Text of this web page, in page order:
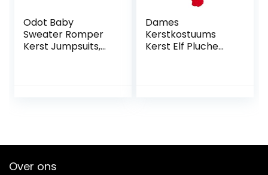
Odot Baby
Sweater Romper
Kerst Jumpsuits,
Dames
Kerstkostuums
Kerst Elf Pluche
Over ons